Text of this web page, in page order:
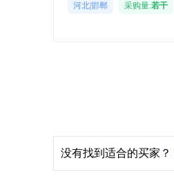
河北|邯郸 采购量:若干
没有找到适合的买家？